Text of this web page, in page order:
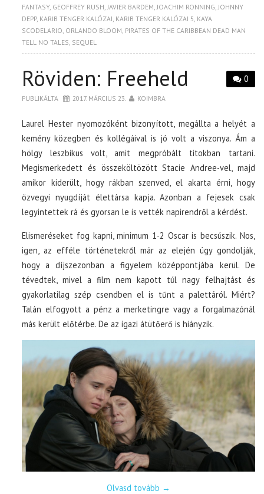
FANTASY, GEOFFREY RUSH,JAVIER BARDEM,JOACHIM RONNING,JOHNNY
DEPP, KARIB TENGER KALÓZAI, KARIB TENGER KALÓZAI 5, KAYA
SCODELARIO, ORLANDO BLOOM, PIRATES OF THE CARIBBEAN DEAD MAN
TELL NO TALES, SEQUEL
0
Röviden: Freeheld
PUBLIKÁLTA 2017. MÁRCIUS 23. KOIMBRA
Laurel Hester nyomozóként bizonyított, megállta a helyét a
kemény közegben és kollégáival is jó volt a viszonya. Ám a
hölgy leszbikus volt, amit megpróbált titokban tartani.
Megismerkedett és összeköltözött Stacie Andree-vel, majd
amikor kiderült, hogy rákban szenved, el akarta érni, hogy
özvegyi nyugdíját élettársa kapja. Azonban a fejesek csak
legyintettek rá és gyorsan le is vették napirendről a kérdést.
Elismeréseket fog kapni, minimum 1-2 Oscar is becsúszik. Nos,
igen, az efféle történetekről már az elején úgy gondolják,
hogy a díjszezonban a figyelem középpontjába kerül. De
tévedtek, mivel a film nem kapott túl nagy felhajtást és
gyakorlatilag szép csendben el is tűnt a palettáról. Miért?
Talán elfogyott a pénz a merketingre vagy a forgalmazónál
más került előtérbe. De az igazi átütőerő is hiányzik.
Olvasd tovább →